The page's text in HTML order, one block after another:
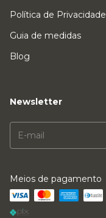
Política de Privacidade
Guia de medidas
Blog
Newsletter
Meios de pagamento